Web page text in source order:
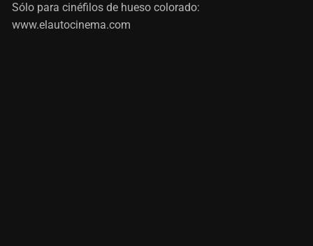
Sólo para cinéfilos de hueso colorado:
www.elautocinema.com